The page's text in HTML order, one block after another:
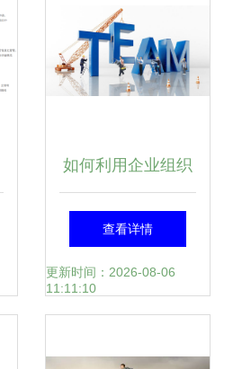
如何利用企业组织
管理系统软件提升
组织架构灵活性
查看详情
更新时间：2026-08-06
11:11:10